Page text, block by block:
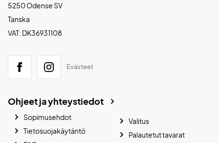
5250 Odense SV
Tanska
VAT: DK36931108
Evästeet
Ohjeet ja yhteystiedot
Sopimusehdot
Tietosuojakäytäntö
Valitus
Palautetut tavarat